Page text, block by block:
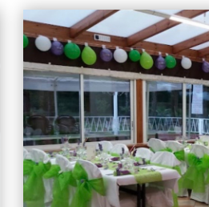
équipements techniques de la
chambres confortables ainsi
adaptée aux besoins d'une
jardin privatif, idéal pour les
d'un abri de jardin permettant un
DPE C Prix : 194 000€ Frais